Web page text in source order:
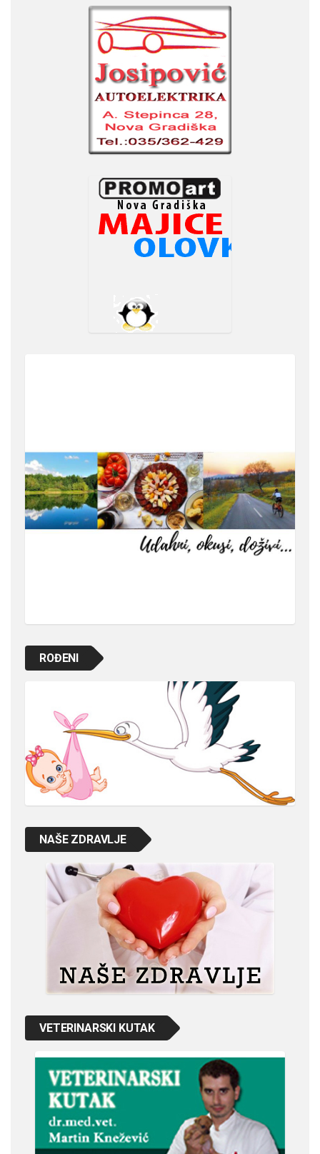
ROĐENI
NAŠE ZDRAVLJE
VETERINARSKI KUTAK